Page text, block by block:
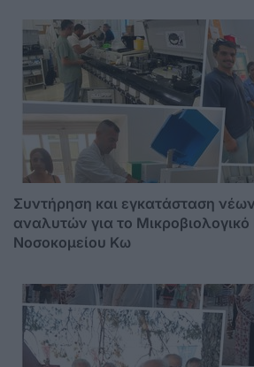
Συντήρηση και εγκατάσταση
αναλυτών για το Μικροβιολογικό
Νοσοκομείου Κω